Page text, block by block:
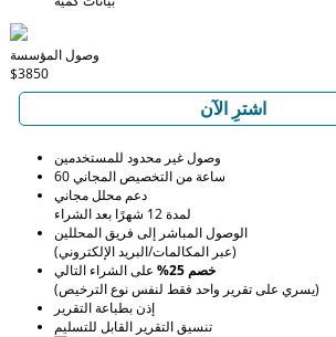
وصول المؤسسة
$3850
اشترِ الآن
وصول غير محدود للمستخدمين
60 ساعة من التخصيص المجاني
دعم محلل مجاني
لمدة 12 شهرًا بعد الشراء
الوصول المباشر إلى فريق المحللين
(عبر المكالمات/البريد الإلكتروني)
خصم 25%
على الشراء التالي
(يسري على تقرير واحد فقط لنفس نوع الترخيص)
إذن بطباعة التقرير
تنسيق التقرير القابل للتسليم